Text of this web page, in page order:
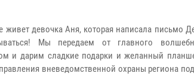
девочка Аня, которая написала письмо
Мы передаем от главного
и дарим сладкие подарки и желанный
вневедомственной охраны региона